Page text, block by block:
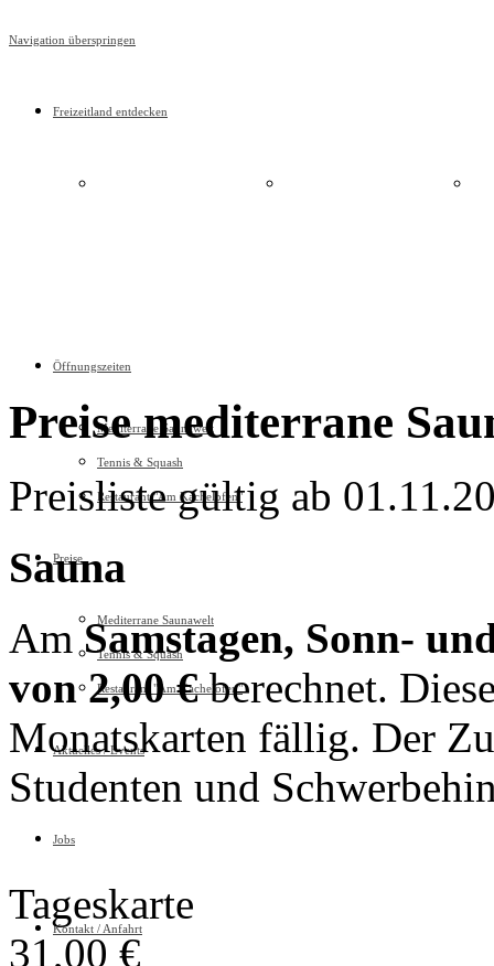
Navigation überspringen
Freizeitland entdecken
Öffnungszeiten
Mediterrane Saunawelt
Tennis & Squash
Restaurant "Am Kachelofen"
Preise
Mediterrane Saunawelt
Tennis & Squash
Restaurant "Am Kachelofen"
Aktuelles / Events
Jobs
Kontakt / Anfahrt
Preise mediterrane
Preisliste gültig ab
Sauna
AmSamstagen, Sonn-
von 2,00 €berechnet.
Monatskarten fällig. Der
Studenten und
Tageskarte
31,00 €